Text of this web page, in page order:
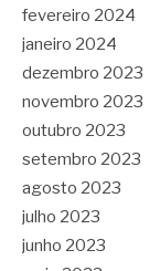
fevereiro 2024
janeiro 2024
dezembro 2023
novembro 2023
outubro 2023
setembro 2023
agosto 2023
julho 2023
junho 2023